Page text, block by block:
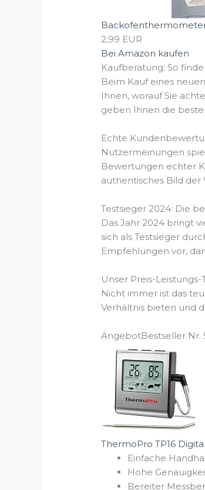
Backofenthermometer
2,99 EUR
Bei Amazon kaufen
Kaufberatung: So
Beim Kauf eines
Ihnen, worauf Sie
geben Ihnen die
Echte
Nutzermeinungen
Bewertungen echter
authentisches Bild der
Testsieger 2024: Die
Das Jahr 2024 bringt
sich als Testsieger
Empfehlungen vor,
Unser Preis-Leistungs-
Nicht immer ist das
Verhältnis bieten und
AngebotBestseller Nr.
ThermoPro TP16
Einfache
Hohe
Bereiter